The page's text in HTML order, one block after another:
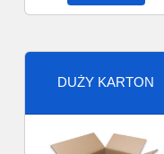
DUŻY KARTON